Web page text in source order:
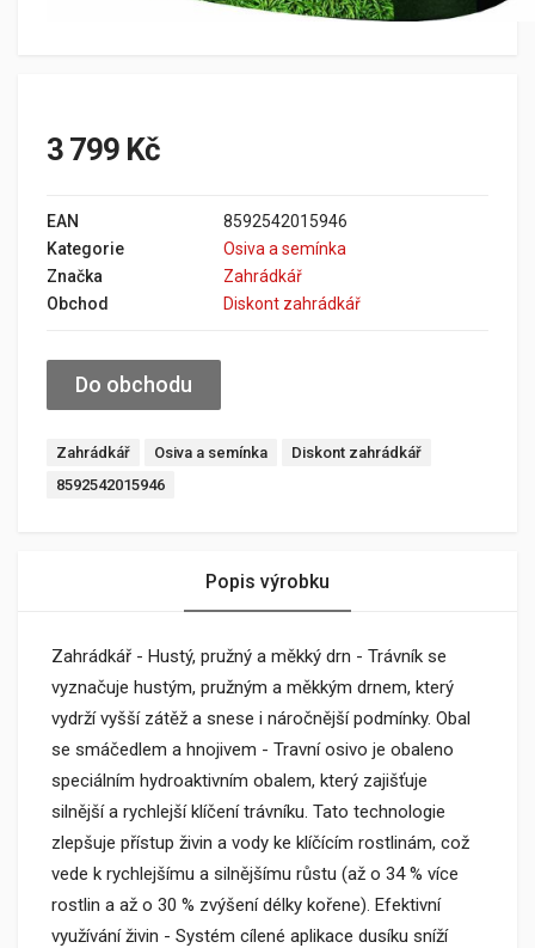
3 799 Kč
EAN
8592542015946
Kategorie
Osiva a semínka
Značka
Zahrádkář
Obchod
Diskont zahrádkář
Do obchodu
Zahrádkář Osiva a semínka
Diskont zahrádkář
8592542015946
Popis výrobku
Zahrádkář - Hustý, pružný a měkký drn - Trávník se
vyznačuje hustým, pružným a měkkým drnem, který
vydrží vyšší zátěž a snese i náročnější podmínky. Obal
se smáčedlem a hnojivem - Travní osivo je obaleno
speciálním hydroaktivním obalem, který zajišťuje
silnější a rychlejší klíčení trávníku. Tato technologie
zlepšuje přístup živin a vody ke klíčícím rostlinám, což
vede k rychlejšímu a silnějšímu růstu (až o 34 % více
rostlin a až o 30 % zvýšení délky kořene). Efektivní
využívání živin - Systém cílené aplikace dusíku sníží